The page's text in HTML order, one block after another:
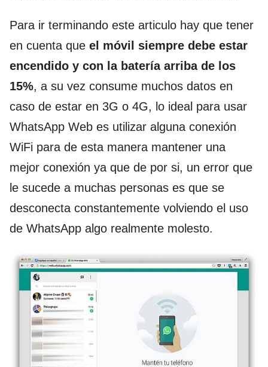
Para ir terminando este articulo hay que tener
en cuenta que el móvil siempre debe estar
encendido y con la batería arriba de los
15%, a su vez consume muchos datos en
caso de estar en 3G o 4G, lo ideal para usar
WhatsApp Web es utilizar alguna conexión
WiFi para de esta manera mantener una
mejor conexión ya que de por si, un error que
le sucede a muchas personas es que se
desconecta constantemente volviendo el uso
de WhatsApp algo realmente molesto.